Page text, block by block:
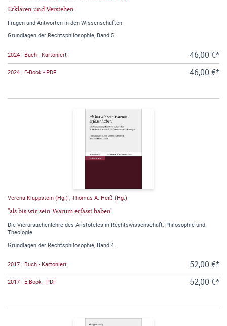
Erklären und Verstehen
Fragen und Antworten in den Wissenschaften
Grundlagen der Rechtsphilosophie, Band 5
2024 | Buch - Kartoniert 46,00 €*
2024 | E-Book - PDF 46,00 €*
Verena Klappstein (Hg.) Thomas A. Heiß (Hg.)
"als bis wir sein Warum erfasst haben"
Die Vierursachenlehre des Aristoteles in Rechtswissenschaft, Philosophie und
Theologie
Grundlagen der Rechtsphilosophie, Band 4
2017 | Buch - Kartoniert 52,00 €*
2017 | E-Book - PDF 52,00 €*